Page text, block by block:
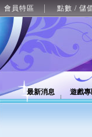
會員特區 點數 / 儲
最新消息 遊戲